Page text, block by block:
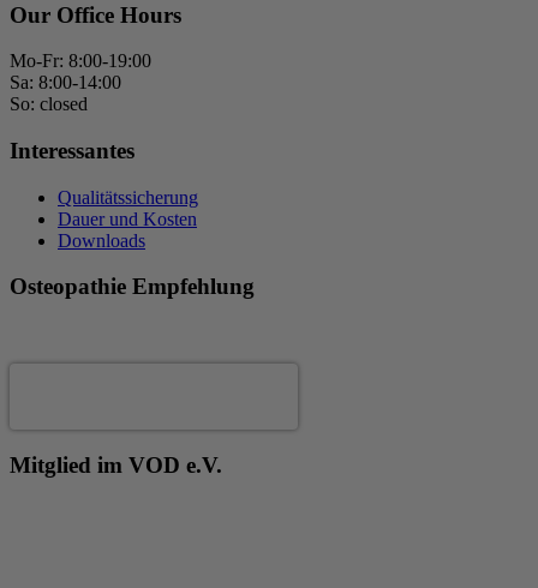
Our Office Hours
Mo-Fr: 8:00-19:00
Sa: 8:00-14:00
So: closed
Interessantes
Qualitätssicherung
Dauer und Kosten
Downloads
Osteopathie Empfehlung
Mitglied im VOD e.V.